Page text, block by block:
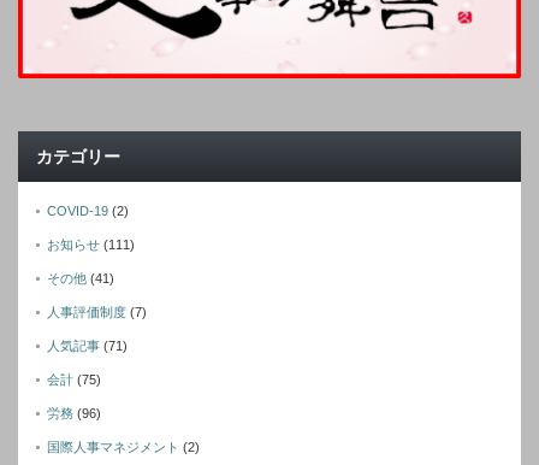
カテゴリー
COVID-19 (2)
お知らせ (111)
その他 (41)
人事評価制度 (7)
人気記事 (71)
会計 (75)
労務 (96)
国際人事マネジメント (2)